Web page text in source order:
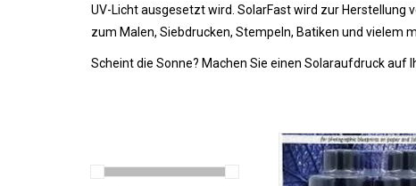
UV-Licht ausgesetzt wird. SolarFast wird zur
zum Malen, Siebdrucken, Stempeln, Batiken und vielem
Scheint die Sonne? Machen Sie einen Solaraufdruck auf
Mit diesem Cyanotype-
Sie selbst zu Hause
Blaupausen auf Stoff